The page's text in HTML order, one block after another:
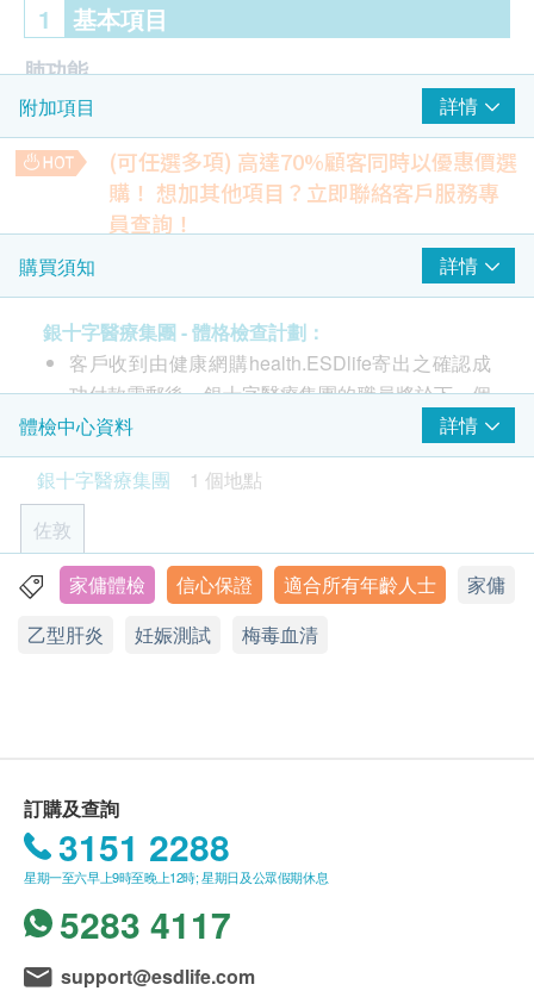
1 基本項目
肺功能
胸肺X光
泌尿情況
小便妊娠試驗 (驗孕)
大便
乙型肝炎檢查
乙型肝炎表面抗原
梅毒
梅毒血清試驗
愛滋病 HIV
愛滋病毒 I及II 型抗原及抗體
附加項目 詳情
(可任選多項) 高達70%顧客同時以優惠價選
購！ 想加其他項目？立即聯絡客戶服務專
員查詢！
肝功能檢驗
總蛋白質、白蛋白、球蛋白、白蛋白及球蛋白比率、總膽紅
素、直接膽紅素、間接膽紅素、丙種谷氨酸轉肽酶、鹼性磷酸
酶、谷草轉氨酶、谷丙轉氨酶
HK$ 400.0
雌二醇、卵胞刺激素
HK$490.0
空腹血糖、糖化血紅素、腎功能檢驗、尿酸、鈣、磷酸鹽、血
脂肪檢查、超低密度膽固醇、丙類反應蛋白(高敏感)、促甲狀
腺激素、同型半胱胺酸
HK$1,000.0
總膽固醇、高密度膽固醇、低密度膽固醇
油酯
HK$250.0
丙類反應蛋白( 定量 、鈣、磷、類風濕關節炎因子
酸
HK$420.0
購買須知 詳情
銀十字醫療集團 - 體格檢查計劃：
客戶收到由健康網購health.ESDlife寄出之確認成
功付款電郵後，銀十字醫療集團的職員將於下一個
工作天辦公時間內，致電客戶預約身體檢查的時間
及地點。
本身體檢查計劃有效期為一年，客戶必須於一年內
廢
在一般情況下，健康報告將於驗身後七個工作天
訂購一經確認，不設退款
如有爭議，健康網購health.ESDlife保留最後決定
免責聲明：
所有健康檢查/服務並非作為醫務診斷或治療用
途。當閣下身體健康出現任何疾病徵兆時，應立即
諮詢有認可資格的醫生，作出診斷及治療。
health.ESDlife】並沒有經營或提供本服務/產品。
體檢中心資料
詳情
銀十字醫療集團
1 個地點
佐敦
九龍佐敦道23-29號新寶廣場19樓 (佐敦地鐵站樓上)
顯示地圖
家傭體檢 信心保證 適合所有年齡人士
家傭
乙型肝炎
妊娠測試 梅毒血清
訂購及查詢
3151 2288
星期一至六早上9時至晚上12時; 星期日及公眾假期休息
5283 4117
support@esdlife.com